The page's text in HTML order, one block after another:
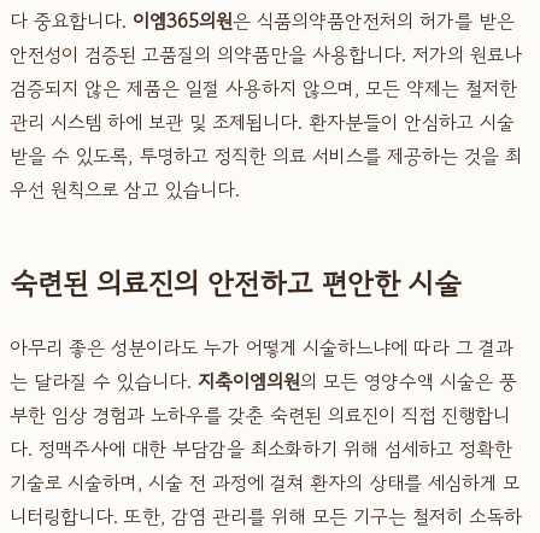
다 중요합니다. 이엠365의원은 식품의약품안전처의 허가를 받은
안전성이 검증된 고품질의 의약품만을 사용합니다. 저가의 원료나
검증되지 않은 제품은 일절 사용하지 않으며, 모든 약제는 철저한
관리 시스템 하에 보관 및 조제됩니다. 환자분들이 안심하고 시술
받을 수 있도록, 투명하고 정직한 의료 서비스를 제공하는 것을 최
우선 원칙으로 삼고 있습니다.
숙련된 의료진의 안전하고 편안한 시술
아무리 좋은 성분이라도 누가 어떻게 시술하느냐에 따라 그 결과
는 달라질 수 있습니다. 지축이엠의원의 모든 영양수액 시술은 풍
부한 임상 경험과 노하우를 갖춘 숙련된 의료진이 직접 진행합니
다. 정맥주사에 대한 부담감을 최소화하기 위해 섬세하고 정확한
기술로 시술하며, 시술 전 과정에 걸쳐 환자의 상태를 세심하게 모
니터링합니다. 또한, 감염 관리를 위해 모든 기구는 철저히 소독하